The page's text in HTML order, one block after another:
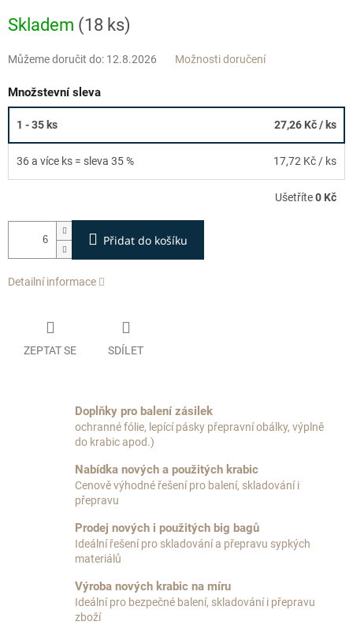
cena:
Skladem (18 ks)
Můžeme doručit do: 12.8.2026 Možnosti doručení
Množstevní sleva
1 - 35 ks 27,26 Kč/ ks
36 a více ks = sleva 35 % 17,72 Kč / ks
Ušetříte0 Kč
Přidat do košíku
Detailní informace
ZEPTAT SE SDÍLET
Doplňky pro balení zásilek
ochranné fólie, lepící pásky přepravní obálky, výplně
do krabic apod.)
Nabídka nových a použitých krabic
Cenově výhodné řešení pro balení, skladování i
přepravu
Prodej nových i použitých big bagů
Ideální řešení pro skladování a přepravu sypkých
materiálů
Výroba nových krabic na míru
Ideální pro bezpečné balení, skladování i přepravu
zboží